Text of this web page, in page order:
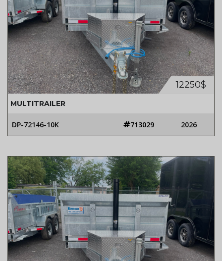
12250$
MULTITRAILER
DP-72146-10K 713029 2026